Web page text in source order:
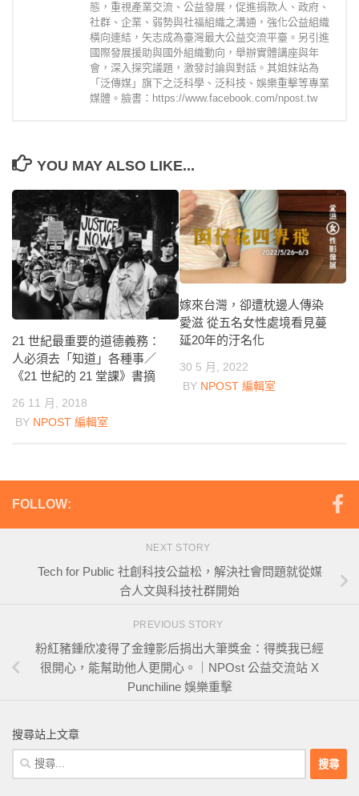
態，重視產業交流、公益發展，促進捐款人、政府、
社群、企業、弱勢與社福組織之溝通，強化公益組織
橫向連結，矢志成為臺灣最大公益交流平臺。另引進
國際發展援助與國外組織動向，舉辦實體講座與年
會，深入探究議題，激發討論與對話。其姐妹站為
「泛傳媒」旗下之泛科學、泛科技、娛樂重擊等專業
媒體。臉書：https://www.facebook.com/npost.tw
YOU MAY ALSO LIKE...
21 世紀最重要的道德義務：
人必須去「知道」各種事／
《21 世紀的 21 堂課》書摘
26 11 月, 2018
BY NPOST 編輯室
嫁來台灣，卻遭枕邊人傳染
愛滋 從五名女性處境看見蔓
延20年的汙名化
30 5 月, 2022
BY NPOST 編輯室
FOLLOW:
NEXT STORY
Tech for Public 社創科技公益松，解決社會問題就從媒
合人文與科技社群開始
PREVIOUS STORY
粉紅豬鍾欣凌得了金鐘影后捐出大筆獎金：得獎我已經
很開心，能幫助他人更開心。｜NPOst 公益交流站 X
Punchiline 娛樂重擊
搜尋站上文章
搜
尋